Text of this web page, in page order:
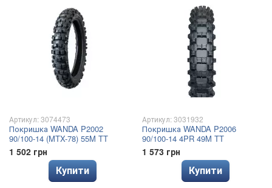
Артикул: 3074473
Покришка WANDA P2002
90/100-14 (MTX-78) 55M TT
1 502 грн
Купити
Артикул: 3031932
Покришка WANDA P2006
90/100-14 4PR 49M TT
1 573 грн
Купити